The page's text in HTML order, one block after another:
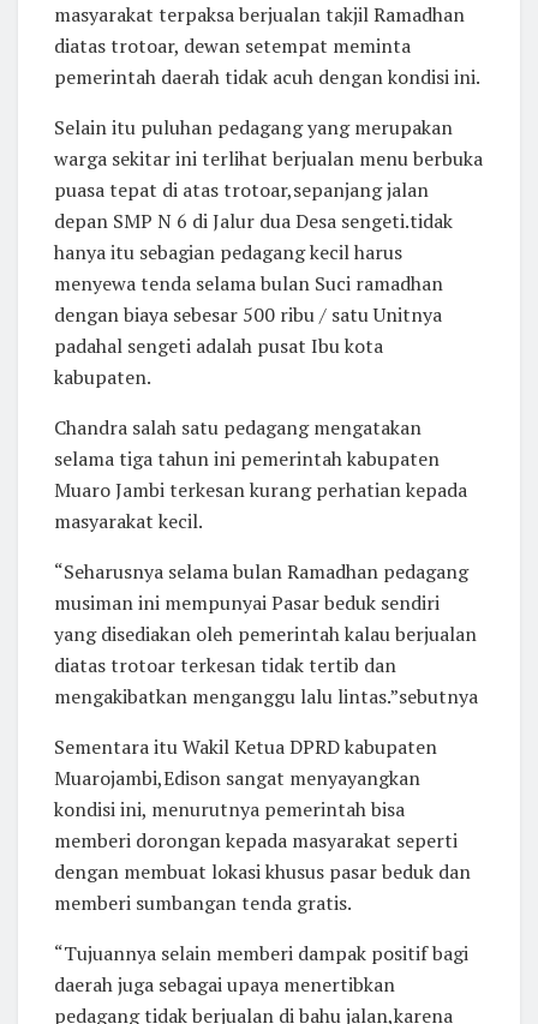
masyarakat terpaksa berjualan takjil Ramadhan
diatas trotoar, dewan setempat meminta
pemerintah daerah tidak acuh dengan kondisi ini.
Selain itu puluhan pedagang yang merupakan
warga sekitar ini terlihat berjualan menu berbuka
puasa tepat di atas trotoar,sepanjang jalan
depan SMP N 6 di Jalur dua Desa sengeti.tidak
hanya itu sebagian pedagang kecil harus
menyewa tenda selama bulan Suci ramadhan
dengan biaya sebesar 500 ribu / satu Unitnya
padahal sengeti adalah pusat Ibu kota
kabupaten.
Chandra salah satu pedagang mengatakan
selama tiga tahun ini pemerintah kabupaten
Muaro Jambi terkesan kurang perhatian kepada
masyarakat kecil.
“Seharusnya selama bulan Ramadhan pedagang
musiman ini mempunyai Pasar beduk sendiri
yang disediakan oleh pemerintah kalau berjualan
diatas trotoar terkesan tidak tertib dan
mengakibatkan menganggu lalu lintas.”sebutnya
Sementara itu Wakil Ketua DPRD kabupaten
Muarojambi,Edison sangat menyayangkan
kondisi ini, menurutnya pemerintah bisa
memberi dorongan kepada masyarakat seperti
dengan membuat lokasi khusus pasar beduk dan
memberi sumbangan tenda gratis.
“Tujuannya selain memberi dampak positif bagi
daerah juga sebagai upaya menertibkan
pedagang tidak berjualan di bahu jalan,karena